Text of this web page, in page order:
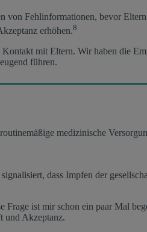
von Fehlinformationen, bevor
erhöhen.8
mit Eltern. Wir haben die
führen.
medizinische
dass Impfen der
ist mir schon ein paar Mal
und Akzeptanz.